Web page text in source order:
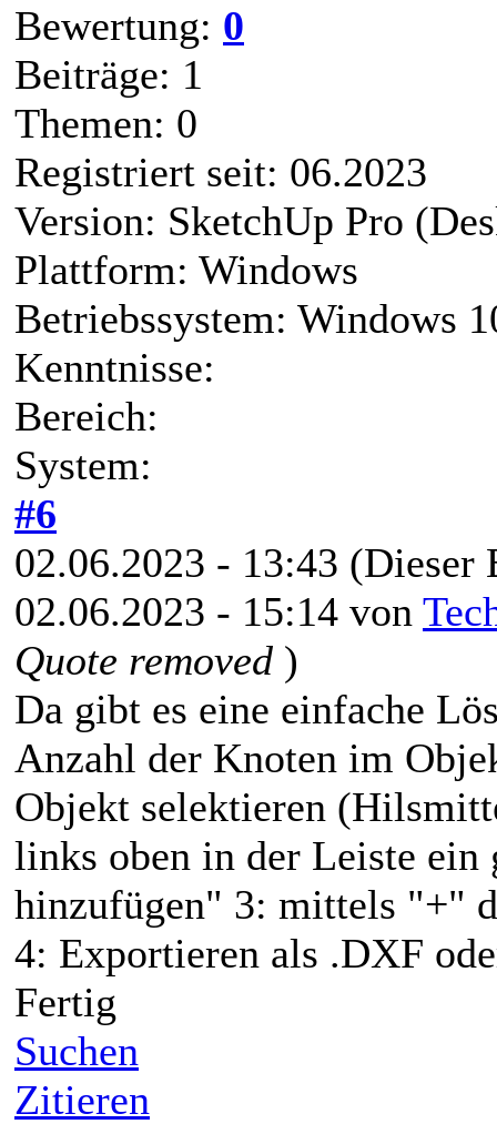
Bewertung: 0
Beiträge: 1
Themen: 0
Registriert seit: 06.2023
Version: SketchUp Pro
Plattform: Windows
Betriebssystem: Windows
Kenntnisse:
Bereich:
System:
#6
02.06.2023 - 13:43 (Dieser
02.06.2023 - 15:14 von
Quote removed )
Da gibt es eine einfache
Anzahl der Knoten im
Objekt selektieren
links oben in der Leiste
hinzufügen" 3: mittels "+"
4: Exportieren als .DXF
Fertig
Suchen
Zitieren